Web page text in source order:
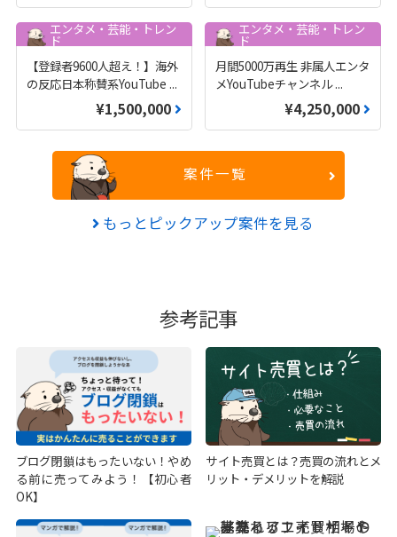
エンタメ・芸能・トレン
ド
【登録者9600人超え！】海外
の反応日本称賛系YouTube ...
¥1,500,000
エンタメ・芸能・トレン
ド
月間5000万再生 非属人エンタ
メYouTubeチャンネル...
¥4,250,000
案件一覧
もっとピックアップ案件を見る
参考記事
ブログ閉鎖はもったいない！やめ
る前に売ってみよう！【初心者
OK】
サイト売買とは？売買の流れとメ
リット・デメリットを解説